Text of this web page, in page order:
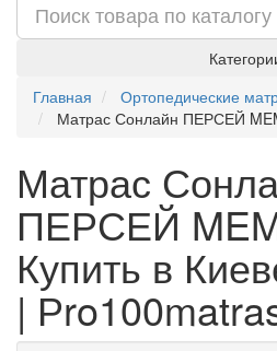
Главная
Ортопедические
Матрас Сонлайн ПЕРСЕЙ
Матрас
ПЕРСЕЙ
Купить в
|